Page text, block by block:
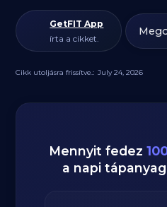
GetFIT App
írta a cikket.
Cikk utoljásra frissítve.: July 24, 2026
Mennyit fedez
a napi